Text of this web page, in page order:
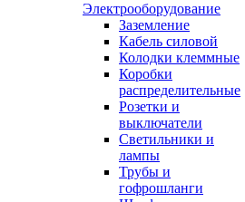
Электрооборудование
Заземление
Кабель силовой
Колодки клеммные
Коробки
распределительные
Розетки и
выключатели
Светильники и
лампы
Трубы и
гофрошланги